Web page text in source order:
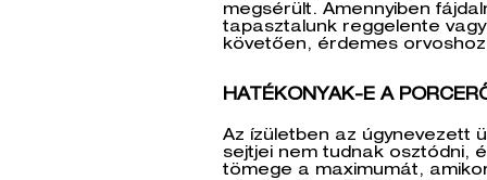
megsérült. Amennyiben
tapasztalunk reggelente
követően, érdemes
HATÉKONYAK-E A
Az ízületben az úgynevezett
sejtjei nem tudnak osztódni,
tömege a maximumát,